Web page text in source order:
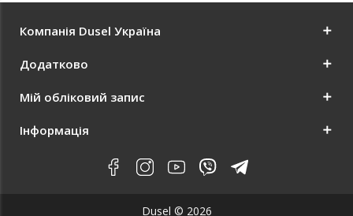
Компанія Dusel Україна
Додатково
Мій обліковий запис
Інформація
Dusel © 2026